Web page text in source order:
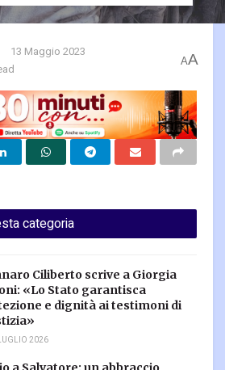
13 Maggio 2023
AA
categoria
Ciliberto scrive a Giorgia
«Lo Stato garantisca
e dignità ai testimoni di
2026